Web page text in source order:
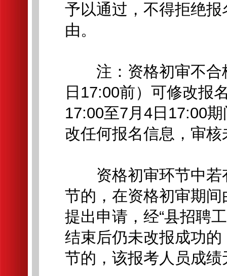
予以通过，不得拒绝
由。
注：资格初审不合
日17:00前）可修改报
17:00至7月4日17:00
改任何报名信息，审
资格初审环节中若
节的，在资格初审期
提出申请，经“县招聘
结束后仍未改报成功
节的，该报考人员成